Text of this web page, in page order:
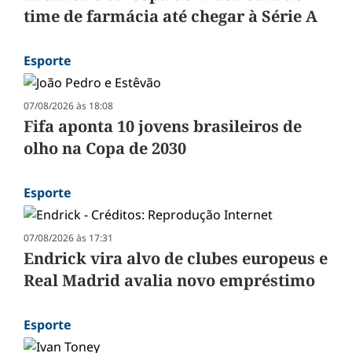
time de farmácia até chegar à Série A
Esporte
07/08/2026 às 18:08
Fifa aponta 10 jovens brasileiros de
olho na Copa de 2030
Esporte
07/08/2026 às 17:31
Endrick vira alvo de clubes europeus e
Real Madrid avalia novo empréstimo
Esporte